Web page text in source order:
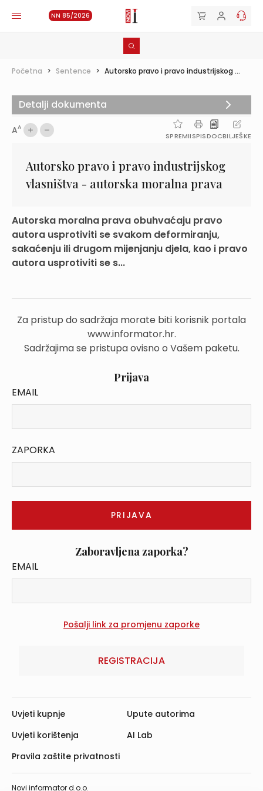
NN 85/2026
Početna > Sentence > Autorsko pravo i pravo industrijskog ...
AA
SPREMIISPISDOCBILJEŠKE
Autorsko pravo i pravo industrijskog
vlasništva - autorska moralna prava
Autorska moralna prava obuhvaćaju pravo
autora usprotiviti se svakom deformiranju,
sakaćenju ili drugom mijenjanju djela, kao i pravo
autora usprotiviti se s...
Za pristup do sadržaja morate biti korisnik portala
www.informator.hr.
Sadržajima se pristupa ovisno o Vašem paketu.
Prijava
EMAIL
ZAPORKA
Zaboravljena zaporka?
EMAIL
REGISTRACIJA
Detalji dokumenta
Novi informator d.o.o.
Uvjeti kupnje
Uvjeti korištenja
Pravila zaštite privatnosti
Upute autorima
AI Lab